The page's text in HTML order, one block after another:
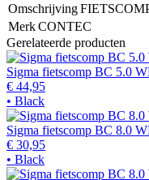
Omschrijving
MerkCONTEC
Gerelateerde producten
Sigma fietscomp BC 5.0
€ 44,95
• Black
Sigma fietscomp BC 8.0
€ 30,95
• Black